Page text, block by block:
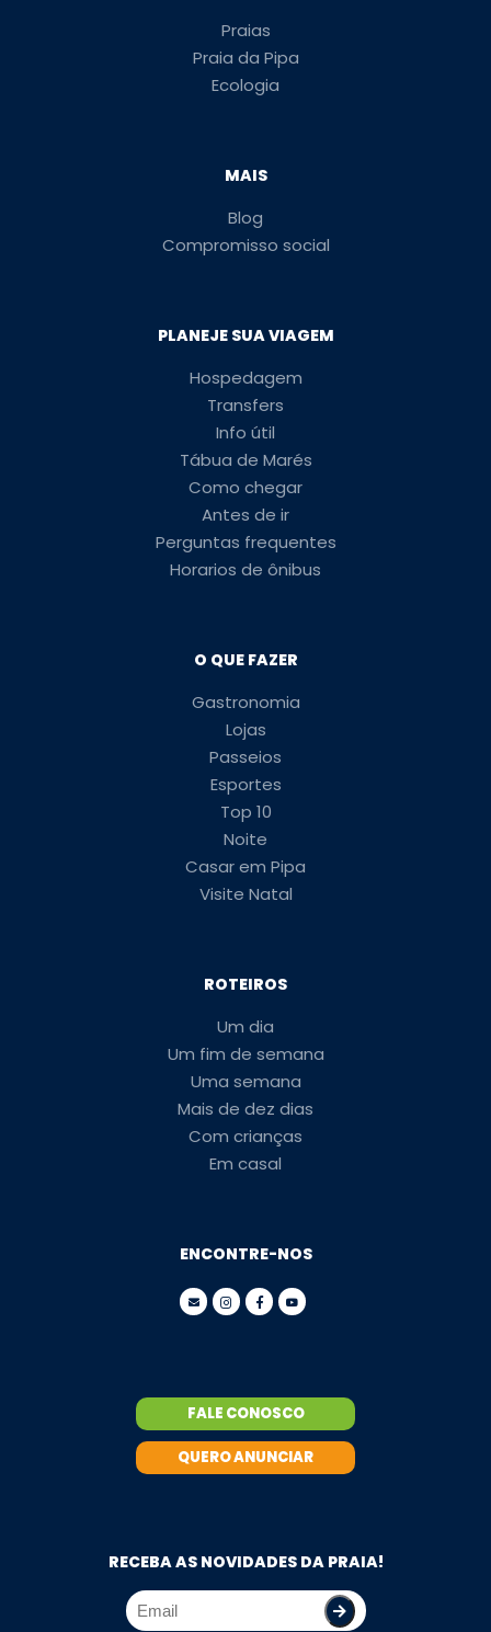
Praias
Praia da Pipa
Ecologia
MAIS
Blog
Compromisso social
PLANEJE SUA VIAGEM
Hospedagem
Transfers
Info útil
Tábua de Marés
Como chegar
Antes de ir
Perguntas frequentes
Horarios de ônibus
O QUE FAZER
Gastronomia
Lojas
Passeios
Esportes
Top 10
Noite
Casar em Pipa
Visite Natal
ROTEIROS
Um dia
Um fim de semana
Uma semana
Mais de dez dias
Com crianças
Em casal
ENCONTRE-NOS
FALE CONOSCO
QUERO ANUNCIAR
RECEBA AS NOVIDADES DA PRAIA!